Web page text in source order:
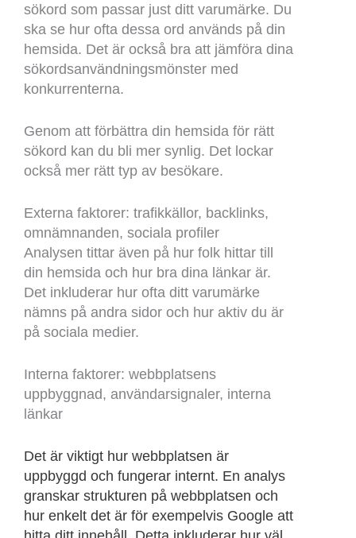
sökord som passar just ditt varumärke. Du
ska se hur ofta dessa ord används på din
hemsida. Det är också bra att jämföra dina
sökordsanvändningsmönster med
konkurrenterna.
Genom att förbättra din hemsida för rätt
sökord kan du bli mer synlig. Det lockar
också mer rätt typ av besökare.
Externa faktorer: trafikkällor, backlinks,
omnämnanden, sociala profiler
Analysen tittar även på hur folk hittar till
din hemsida och hur bra dina länkar är.
Det inkluderar hur ofta ditt varumärke
nämns på andra sidor och hur aktiv du är
på sociala medier.
Interna faktorer: webbplatsens
uppbyggnad, användarsignaler, interna
länkar
Det är viktigt hur webbplatsen är
uppbyggd och fungerar internt. En analys
granskar strukturen på webbplatsen och
hur enkelt det är för exempelvis Google att